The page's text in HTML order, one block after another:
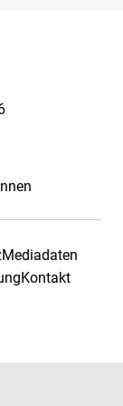
Mediadaten
Kontakt